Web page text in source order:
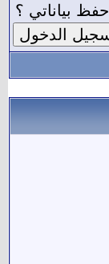
حفظ بياناتي ؟